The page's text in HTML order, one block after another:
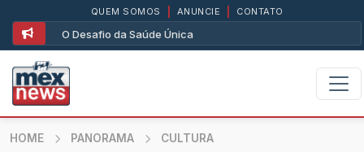
O Desafio da Saúde Única
QUEM SOMOS ANUNCIE CONTATO
HOME PANORAMA CULTURA